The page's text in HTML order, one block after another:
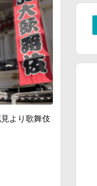
より歌舞伎